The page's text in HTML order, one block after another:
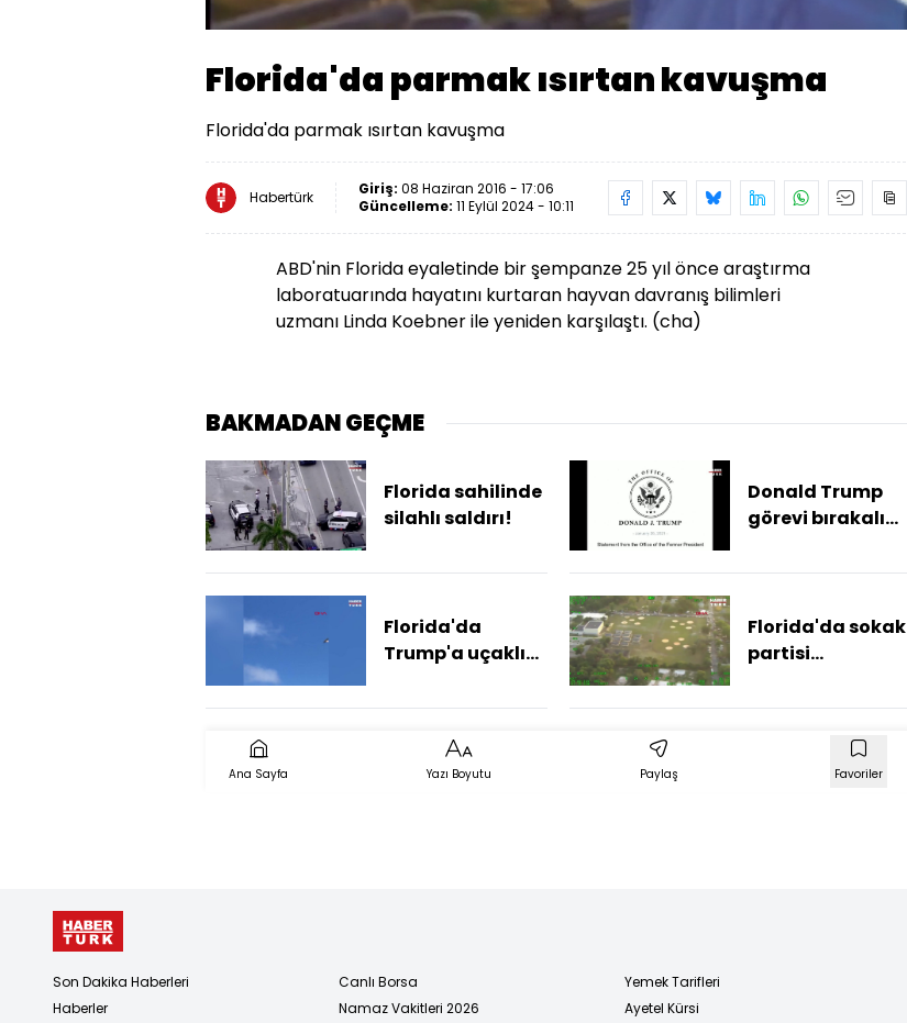
Sesi
Florida'da parmak ısırtan kavuşma
Florida'da parmak ısırtan kavuşma
Habertürk Giriş: 08 Haziran 2016 - 17:06
Güncelleme: 11 Eylül 2024 - 10:11
ABD'nin Florida eyaletinde bir şempanze 25 yıl önce araştırma
laboratuarında hayatını kurtaran hayvan davranış bilimleri
uzmanı Linda Koebner ile yeniden karşılaştı. (cha)
BAKMADAN GEÇME
Florida sahilinde
silahlı saldırı!
Donald Trump
görevi bırakalı
olmuştu: Hızlı
Florida'da
Trump'a uçaklı
Florida'da sokak
partisi
gruba polis
Ana Sayfa Yazı Boyutu Paylaş Favoriler
Son Dakika Haberleri
Haberler
Canlı Borsa
Namaz Vakitleri 2026
Yemek Tarifleri
Ayetel Kürsi